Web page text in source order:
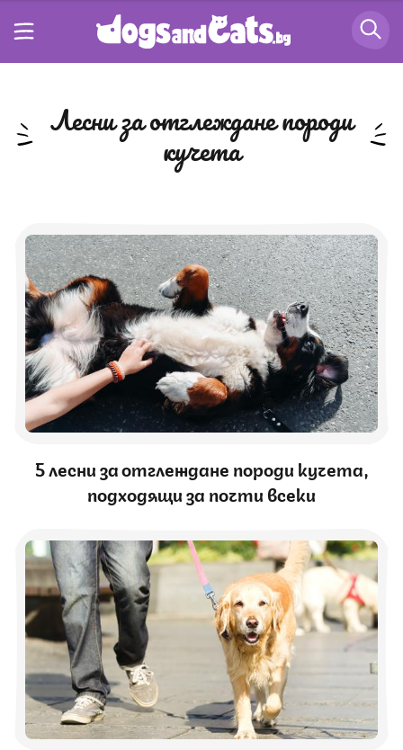
лесни за отглеждане породи
кучета
5 лесни за отглеждане породи кучета,
подходящи за почти всеки